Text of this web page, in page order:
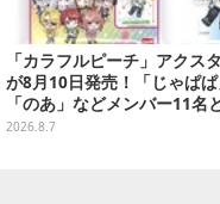
「カラフルピーチ」アクス
が8月10日発売！「じゃぱ
「のあ」などメンバー11名
デザイン全15種、ボールチェ
2026.8.7